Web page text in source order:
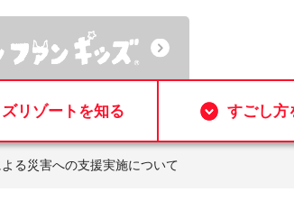
リゾートを知る すごし方
る災害への支援実施について